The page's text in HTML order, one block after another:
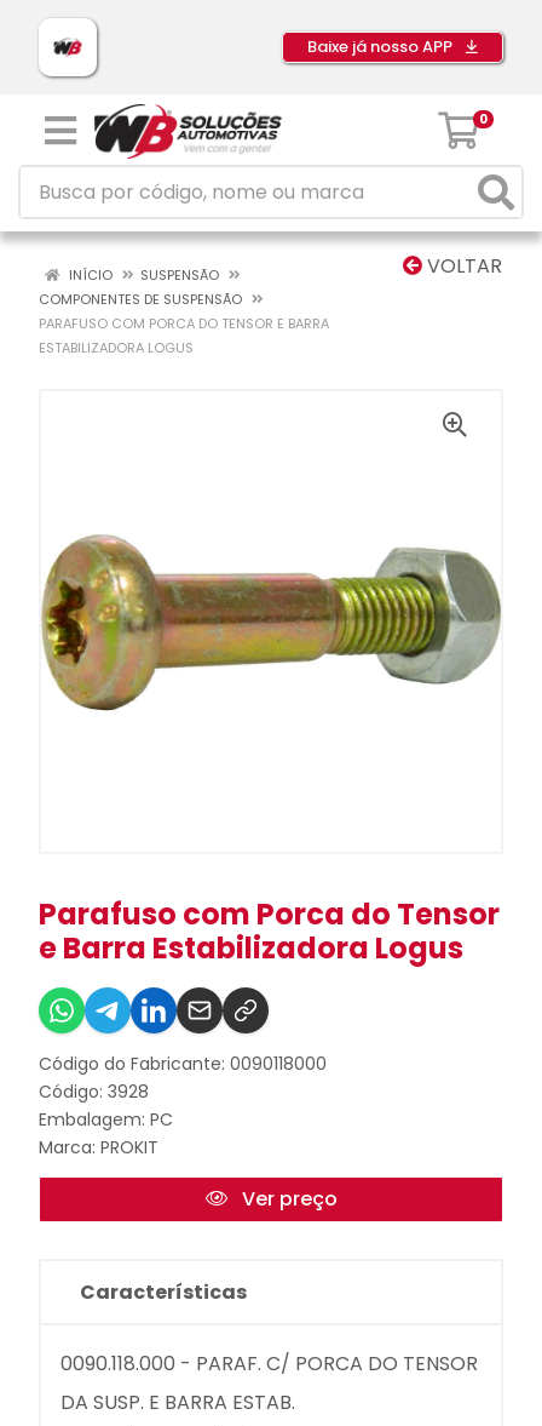
Baixe já nosso APP
0
VOLTAR
INÍCIO
SUSPENSÃO
COMPONENTES DE SUSPENSÃO
PARAFUSO COM PORCA DO TENSOR E BARRA
ESTABILIZADORA LOGUS
Parafuso com Porca do Tensor
e Barra Estabilizadora Logus
Código do Fabricante: 0090118000
Código: 3928
Embalagem: PC
Marca: PROKIT
Ver preço
Características
0090.118.000 - PARAF. C/ PORCA DO TENSOR
DA SUSP. E BARRA ESTAB.